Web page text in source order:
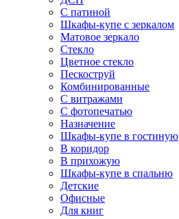
С патиной
Шкафы-купе с зеркалом
Матовое зеркало
Стекло
Цветное стекло
Пескоструй
Комбинированные
С витражами
С фотопечатью
Назначение
Шкафы-купе в гостиную
В коридор
В прихожую
Шкафы-купе в спальню
Детские
Офисные
Для книг